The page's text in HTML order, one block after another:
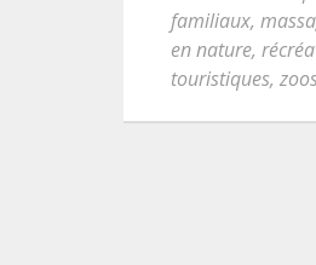
familiaux,
en nature,
touristiques,